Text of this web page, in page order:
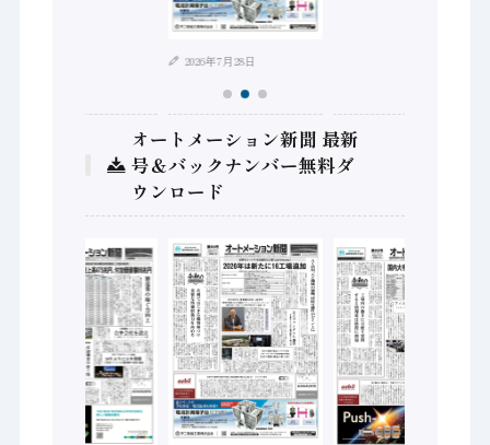
2026年7月28日
オートメーション新聞 最新
号＆バックナンバー無料ダ
ウンロード